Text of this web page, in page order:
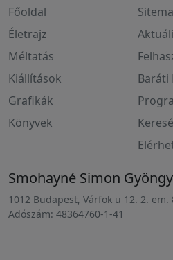
Főoldal
Életrajz
Méltatás
Kiállítások
Grafikák
Könyvek
Baráti
Smohayné Simon
1012 Budapest, Várfok u 12. 2. em.
Adószám: 48364760-1-41